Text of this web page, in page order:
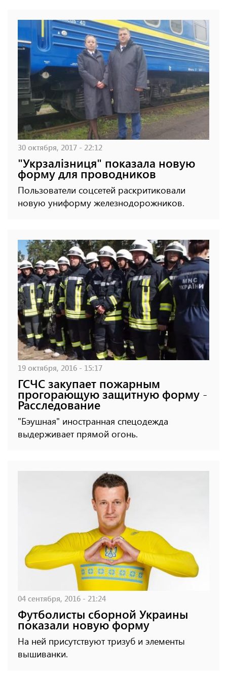
30 октября, 2017 - 22:12
"Укрзалізниця" показала новую
форму для проводников
Пользователи соцсетей раскритиковали
новую униформу железнодорожников.
19 октября, 2016 - 15:17
ГСЧС закупает пожарным
прогорающую защитную форму -
Расследование
"Бэушная" иностранная спецодежда
выдерживает прямой огонь.
04 сентября, 2016 - 21:24
Футболисты сборной Украины
показали новую форму
На ней присутствуют тризуб и элементы
вышиванки.